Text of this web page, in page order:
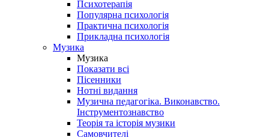
Психотерапія
Популярна психологія
Практична психологія
Прикладна психологія
Музика
Музика
Показати всі
Пісенники
Нотні видання
Музична педагогіка. Виконавство.
Інструментознавство
Теорія та історія музики
Самовчителі